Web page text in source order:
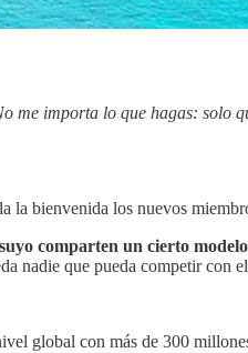
me importa lo que hagas: solo
la bienvenida los nuevos
comparten un cierto
nadie que pueda competir con
global con más de 300